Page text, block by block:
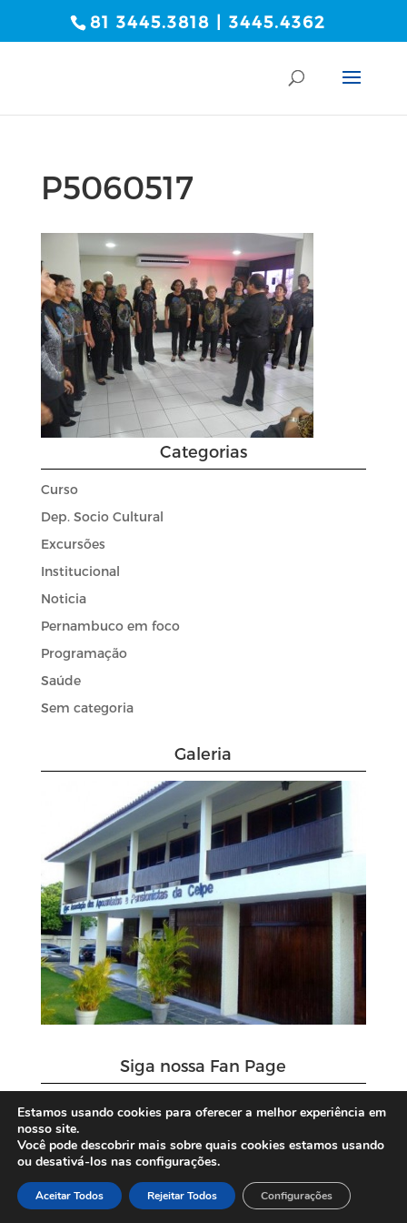
81 3445.3818 | 3445.4362
P5060517
Categorias
Curso
Dep. Socio Cultural
Excursões
Institucional
Noticia
Pernambuco em foco
Programação
Saúde
Sem categoria
Galeria
Siga nossa Fan Page
Estamos usando cookies para oferecer a melhor experiência em
nosso site.
Você pode descobrir mais sobre quais cookies estamos usando
ou desativá-los nas configurações.
Aceitar Todos Rejeitar Todos Configurações